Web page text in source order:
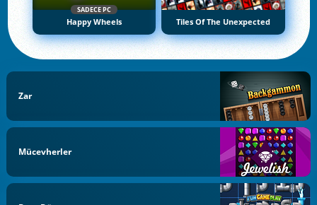
SADECE PC
Happy Wheels Tiles Of The Unexpected
Zar
Mücevherler